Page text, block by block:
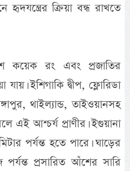
হৃদযন্ত্রের ক্রিয়া বন্ধ রাখতে
রং এবং প্রজাতির
ইশিগাকি দ্বীপ, ফ্লোরিডা
থাইল্যান্ড, তাইওয়ানসহ
এই আশ্চর্য প্রাণীর। ইগুয়ানা
পর্যন্ত হতে পারে। ঘাড়ের
প্রসারিত আঁশের সারি